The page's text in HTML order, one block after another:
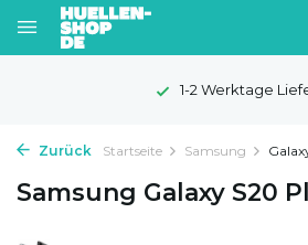
1-2 Werktage
Zurück Startseite Samsung
Samsung Galaxy S20